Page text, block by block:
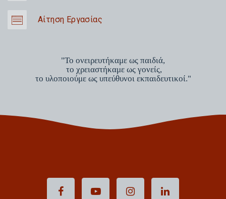
Αίτηση Εργασίας
"Το ονειρευτήκαμε ως παιδιά,
το χρειαστήκαμε ως γονείς,
το υλοποιούμε ως υπεύθυνοι εκπαιδευτικοί."